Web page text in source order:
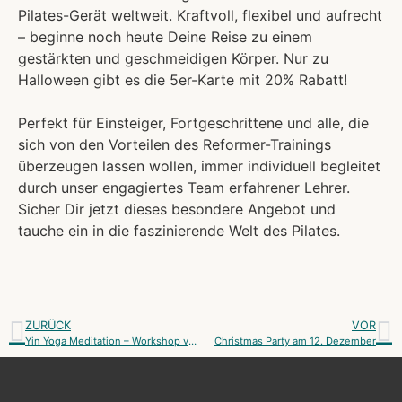
Pilates-Gerät weltweit. Kraftvoll, flexibel und aufrecht
– beginne noch heute Deine Reise zu einem
gestärkten und geschmeidigen Körper. Nur zu
Halloween gibt es die 5er-Karte mit 20% Rabatt!
Perfekt für Einsteiger, Fortgeschrittene und alle, die
sich von den Vorteilen des Reformer-Trainings
überzeugen lassen wollen, immer individuell begleitet
durch unser engagiertes Team erfahrener Lehrer.
Sicher Dir jetzt dieses besondere Angebot und
tauche ein in die faszinierende Welt des Pilates.
ZURÜCK
Yin Yoga Meditation – Workshop von Elke
VOR
Christmas Party am 12. Dezember